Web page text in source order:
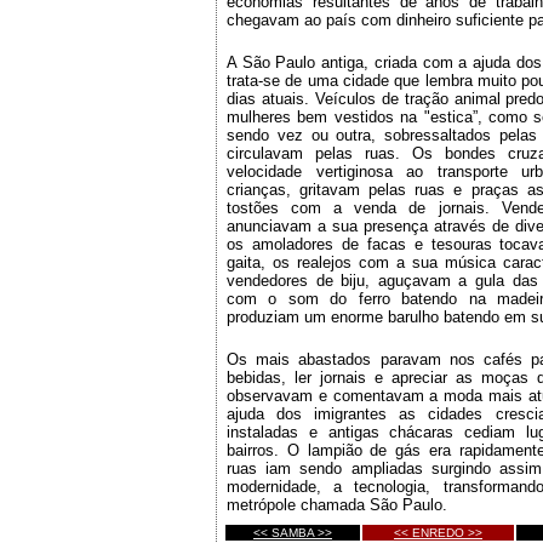
chegavam ao país com dinheiro suficiente
A São Paulo antiga, criada com a ajuda
trata-se de uma cidade que lembra muito
dias atuais. Veículos de tração animal
mulheres bem vestidos na "estica”, como
sendo vez ou outra, sobressaltados
circulavam pelas ruas. Os bondes
velocidade vertiginosa ao transporte
crianças, gritavam pelas ruas e praças
tostões com a venda de jornais.
anunciavam a sua presença através de
os amoladores de facas e tesouras
gaita, os realejos com a sua música
vendedores de biju, aguçavam a gula
com o som do ferro batendo na
produziam um enorme barulho batendo em
Os mais abastados paravam nos cafés
bebidas, ler jornais e apreciar as moças
observavam e comentavam a moda mais
ajuda dos imigrantes as cidades
instaladas e antigas chácaras cediam
bairros. O lampião de gás era
ruas iam sendo ampliadas surgindo
modernidade, a tecnologia,
metrópole chamada São Paulo.
<< SAMBA >> << ENREDO >>